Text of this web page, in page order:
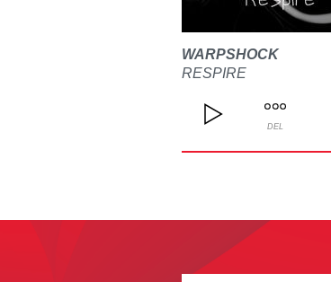
WARPSHOCK
RESPIRE
DEL